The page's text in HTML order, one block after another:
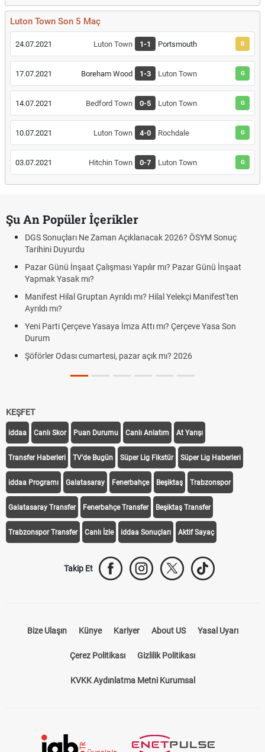
Luton Town Son 5 Maç
24.07.2021 Luton Town 1-1 Portsmouth B
17.07.2021 Boreham Wood 1-3 Luton Town G
14.07.2021 Bedford Town 0-5 Luton Town G
10.07.2021 Luton Town 4-0 Rochdale G
03.07.2021 Hitchin Town 0-7 Luton Town G
Şu An Popüler İçerikler
DGS Sonuçları Ne Zaman Açıklanacak 2026? ÖSYM Sonuç
Tarihini Duyurdu
Pazar Günü İnşaat Çalışması Yapılır mı? Pazar Günü İnşaat
Yapmak Yasak mı?
Manifest Hilal Gruptan Ayrıldı mı? Hilal Yelekçi Manifest'ten
Ayrıldı mı?
Yeni Parti Çerçeve Yasaya İmza Attı mı? Çerçeve Yasa Son
Durum
Şöförler Odası cumartesi, pazar açık mı? 2026
KEŞFET
iddaa Canlı Skor Puan Durumu Canlı Anlatım At Yarışı
Transfer Haberleri TV'de Bugün Süper Lig Fikstür Süper Lig Haberleri
iddaa Programı Galatasaray Fenerbahçe Beşiktaş Trabzonspor
Galatasaray Transfer Fenerbahçe Transfer Beşiktaş Transfer
Trabzonspor Transfer Canlı İzle iddaa Sonuçları Aktif Sayaç
Takip Et
Bize Ulaşın Künye Kariyer About US Yasal Uyarı
Çerez Politikası Gizlilik Politikası
KVKK Aydınlatma Metni Kurumsal